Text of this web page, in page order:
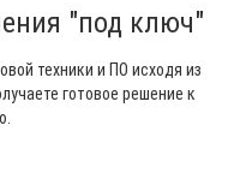
"под ключ"
техники и ПО исходя из
готовое решение к